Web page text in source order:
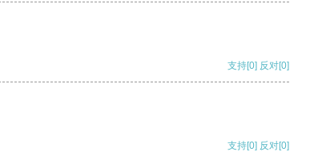
支持[0] 反对[0]
支持[0] 反对[0]